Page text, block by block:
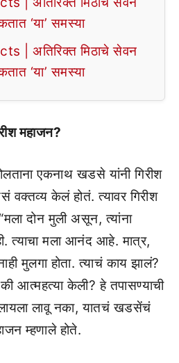
‘या’ समस्या
| अतिरिक्त मिठाचे सेवन
‘या’ समस्या
महाजन?
एकनाथ खडसे यांनी गिरीश
वक्तव्य केलं होतं. त्यावर गिरीश
दोन मुली असून, त्यांना
त्याचा मला आनंद आहे. मात्र,
मुलगा होता. त्याचं काय झालं?
की आत्महत्या केली? हे तपासण्याची
लावू नका, यातचं खडसेंचं
म्हणाले होते.